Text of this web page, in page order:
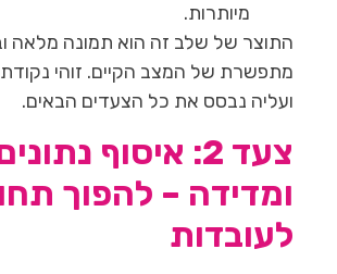
מיותרות.
התוצר של שלב זה הוא תמונה מלאה
מתפשרת של המצב הקיים. זוהי נקודת
ועליה נבסס את כל הצעדים הבאים.
צעד 2: איסוף
ומדידה – להפוך
לעובדות